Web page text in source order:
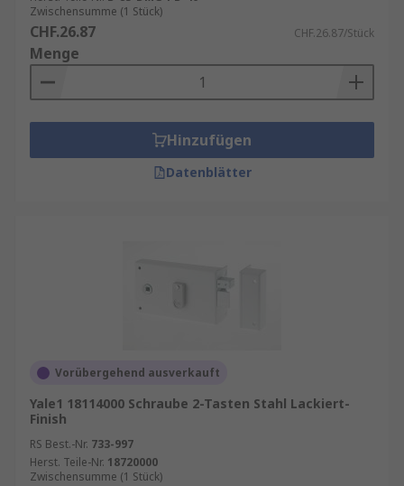
Zwischensumme (1 Stück)
CHF.26.87 CHF.26.87/Stück
Menge
Hinzufügen
Datenblätter
Vorübergehend ausverkauft
Yale1 18114000 Schraube 2-Tasten Stahl Lackiert-
Finish
RS Best.-Nr. 733-997
Herst. Teile-Nr. 18720000
Zwischensumme (1 Stück)